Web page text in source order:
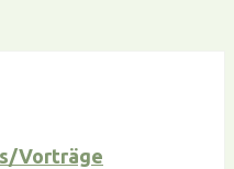
Vorträge